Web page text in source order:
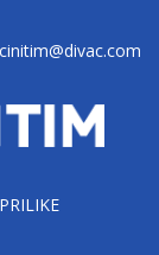
PRILIKE